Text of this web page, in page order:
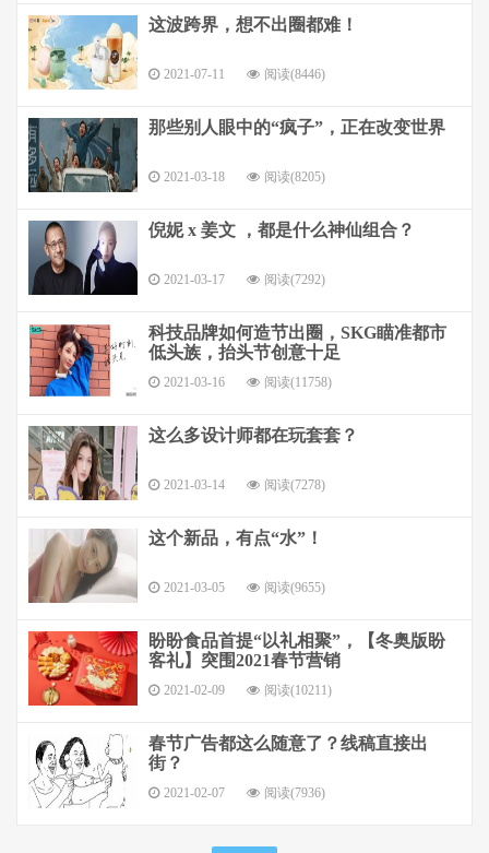
这波跨界，想不出圈都难！
2021-07-11 阅读(8446)
那些别人眼中的“疯子”，正在改变世界
2021-03-18 阅读(8205)
倪妮 x 姜文 ，都是什么神仙组合？
2021-03-17 阅读(7292)
科技品牌如何造节出圈，SKG瞄准都市
低头族，抬头节创意十足
2021-03-16 阅读(11758)
这么多设计师都在玩套套？
2021-03-14 阅读(7278)
这个新品，有点“水”！
2021-03-05 阅读(9655)
盼盼食品首提“以礼相聚”，【冬奥版盼
客礼】突围2021春节营销
2021-02-09 阅读(10211)
春节广告都这么随意了？线稿直接出
街？
2021-02-07 阅读(7936)